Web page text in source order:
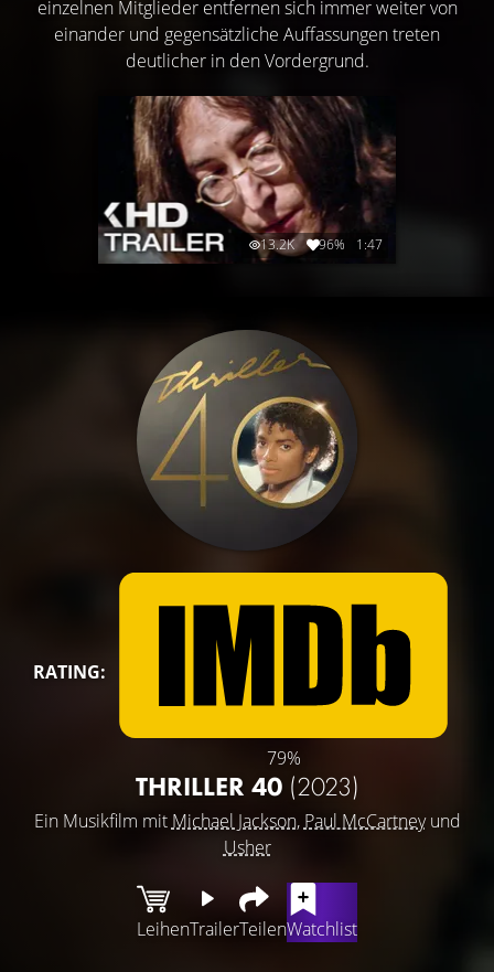
einzelnen Mitglieder entfernen sich immer weiter von
einander und gegensätzliche Auffassungen treten
deutlicher in den Vordergrund.
13.2K 96% 1:47
RATING:
79%
THRILLER 40 (2023)
Ein Musikfilm mit Michael Jackson, Paul McCartneyund
Usher
LeihenTrailerTeilenWatchlist